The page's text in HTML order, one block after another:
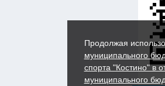
Продолжая
муниципального
спорта "Костино" в
муниципального